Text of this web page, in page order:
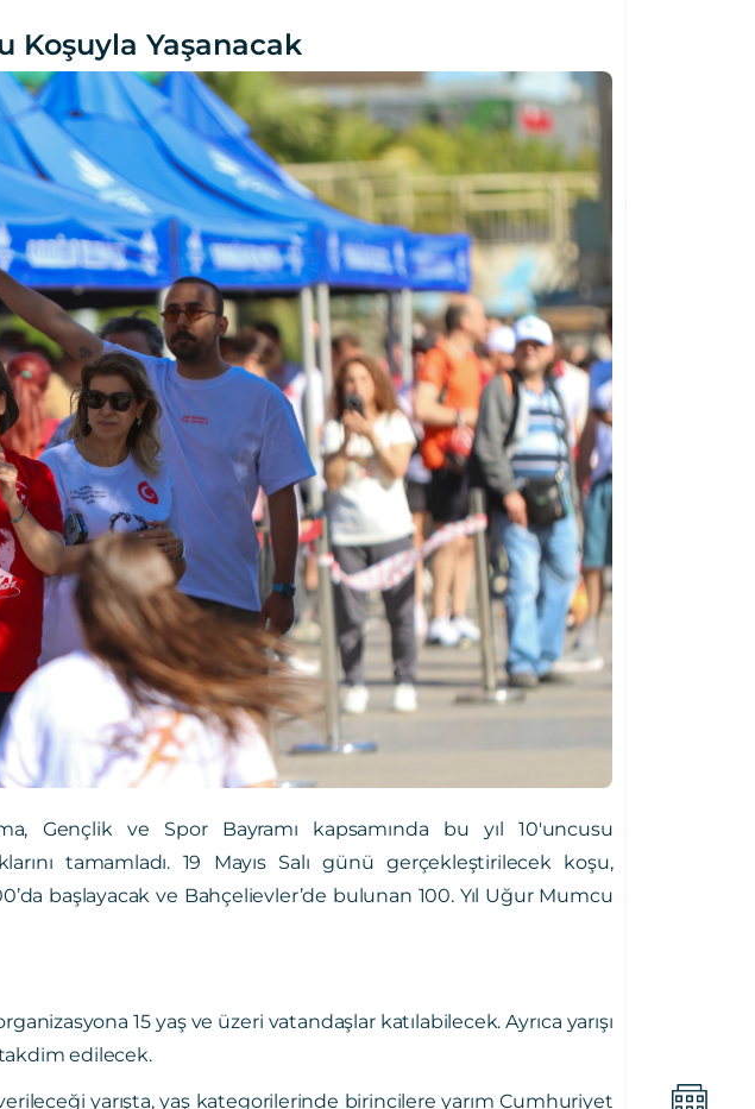
Koşuyla Yaşanacak
Gençlik ve Spor Bayramı kapsamında bu yıl 10'uncusu
tamamladı. 19 Mayıs Salı günü gerçekleştirilecek koşu,
başlayacak ve Bahçelievler’de bulunan 100. Yıl Uğur Mumcu
15 yaş ve üzeri vatandaşlar katılabilecek. Ayrıca yarışı
takdim edilecek.
yarışta, yaş kategorilerinde birincilere yarım Cumhuriyet